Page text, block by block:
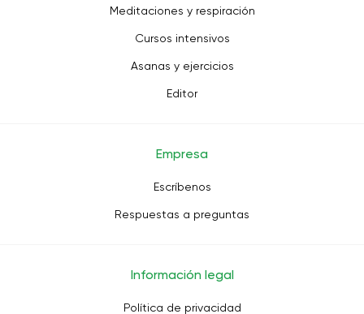
Meditaciones y respiración
Cursos intensivos
Asanas y ejercicios
Editor
Empresa
Escríbenos
Respuestas a preguntas
Información legal
Política de privacidad